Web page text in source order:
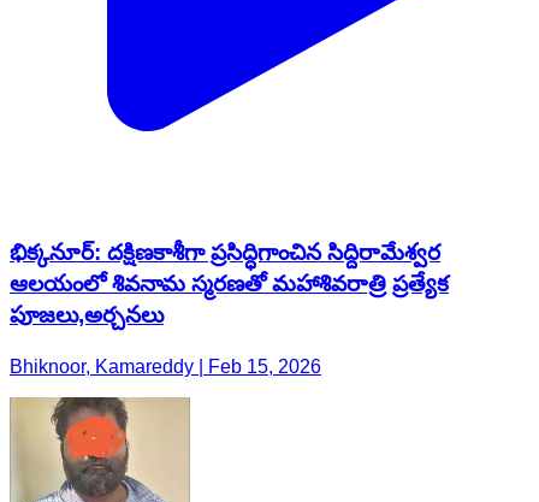
భిక్కనూర్: దక్షిణకాశీగా ప్రసిద్ధిగాంచిన సిద్దిరామేశ్వర
ఆలయంలో శివనామ స్మరణతో మహాశివరాత్రి ప్రత్యేక
పూజలు,అర్చనలు
Bhiknoor, Kamareddy | Feb 15, 2026